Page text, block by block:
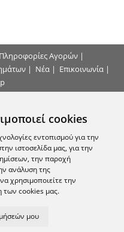
cookies
εντοπισμού για την
ιστοσελίδα μας, για την
την παροχή
ανάλυση της
χρησιμοποιείτε την
των cookies μας.
μου
Πληροφορίες Αγορών |
| Νέα| Επικοινωνία|
μας